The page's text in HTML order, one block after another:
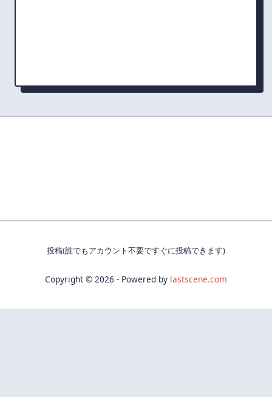
投稿(誰でもアカウント不要ですぐに投稿できます)
Copyright © 2026 - Powered by lastscene.com